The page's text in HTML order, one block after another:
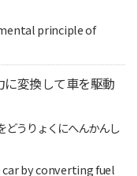
principle of
変換して車を駆動
どうりょくにへんかんし
by converting fuel